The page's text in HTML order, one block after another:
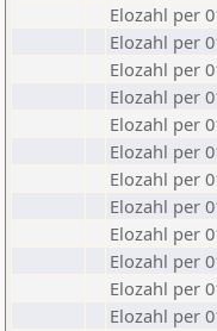
Elozahl per
Elozahl per
Elozahl per
Elozahl per
Elozahl per
Elozahl per
Elozahl per
Elozahl per
Elozahl per
Elozahl per
Elozahl per
Elozahl per